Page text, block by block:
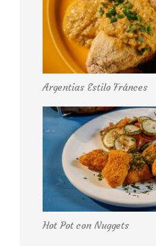
Argentias Estilo Fránces
Hot Pot con Nuggets